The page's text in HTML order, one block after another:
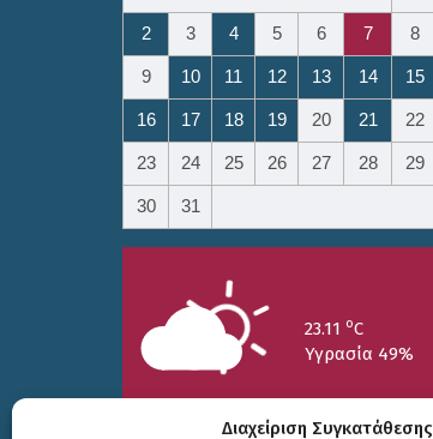
Διαχείριση Συγκατάθεσης
2 3 4 5 6 7 8
9 10 11 12 13 14 15
16 17 18 19 20 21 22
23 24 25 26 27 28 29
30 31
23.11 oC
Υγρασία 49%